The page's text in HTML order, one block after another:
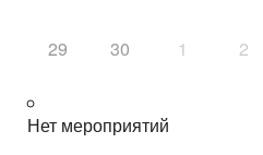
29 30 1 2
Нет мероприятий